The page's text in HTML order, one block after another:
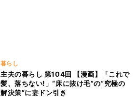
暮らし
主夫の暮らし 第104回 【漫画】「これで
髪、落ちない!」“床に抜け毛”の“究極の
解決策”に妻ドン引き